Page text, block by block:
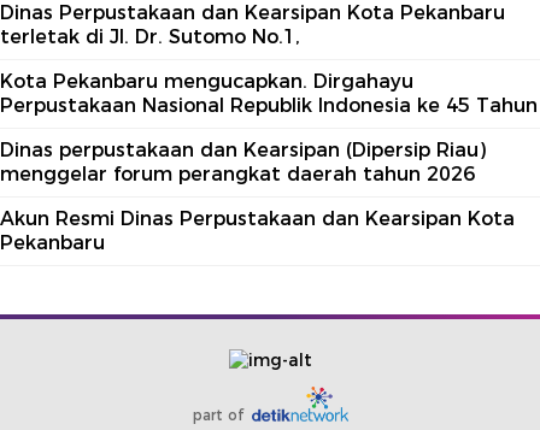
Dinas Perpustakaan dan Kearsipan Kota Pekanbaru
terletak di Jl. Dr. Sutomo No.1,
Kota Pekanbaru mengucapkan. Dirgahayu
Perpustakaan Nasional Republik Indonesia ke 45 Tahun
Dinas perpustakaan dan Kearsipan (Dipersip Riau)
menggelar forum perangkat daerah tahun 2026
Akun Resmi Dinas Perpustakaan dan Kearsipan Kota
Pekanbaru
part of